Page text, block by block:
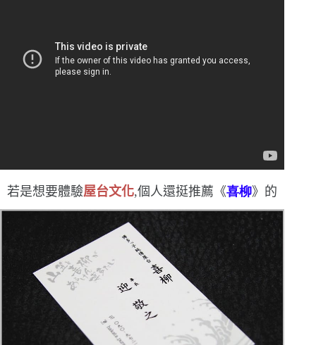
若是想要體驗屋台文化,個人還挺推薦《喜柳》的